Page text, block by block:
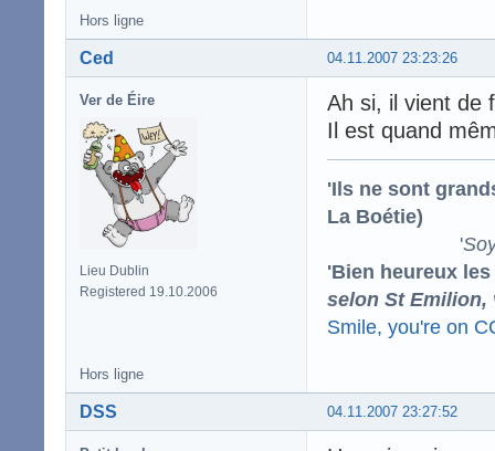
Hors ligne
04.11.2007 23:23:26
Ced
Ver de Éire
Lieu Dublin
Registered 19.10.2006
Ah si, il vient de
Il est quand
'Ils ne sont
La Boétie)
'
'Bien heureux
selon St Emilion,
Smile, you're on
Hors ligne
04.11.2007 23:27:52
DSS